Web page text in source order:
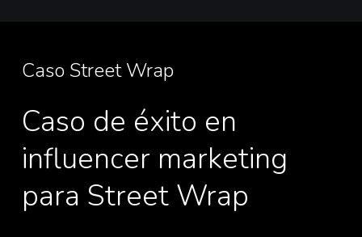
Caso Street Wrap
Caso de éxito en
influencer marketing
para Street Wrap